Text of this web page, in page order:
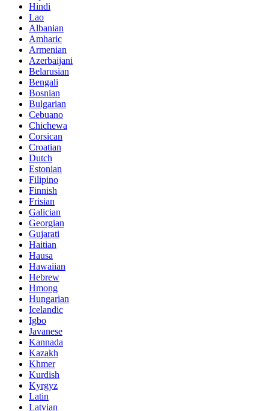
Hindi
Lao
Albanian
Amharic
Armenian
Azerbaijani
Belarusian
Bengali
Bosnian
Bulgarian
Cebuano
Chichewa
Corsican
Croatian
Dutch
Estonian
Filipino
Finnish
Frisian
Galician
Georgian
Gujarati
Haitian
Hausa
Hawaiian
Hebrew
Hmong
Hungarian
Icelandic
Igbo
Javanese
Kannada
Kazakh
Khmer
Kurdish
Kyrgyz
Latin
Latvian